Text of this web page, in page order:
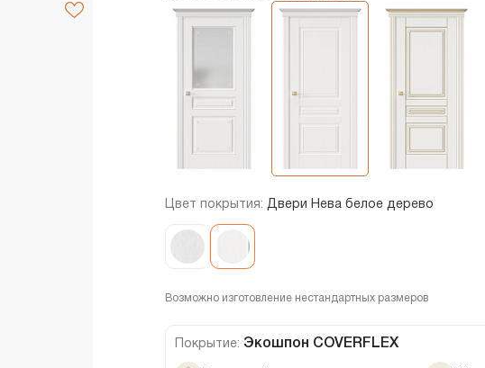
Цвет покрытия: Двери Нева белое дерево
Возможно изготовление нестандартных размеров
Покрытие: Экошпон COVERFLEX